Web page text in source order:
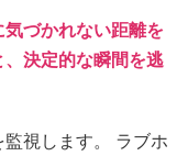
づかれない距離を
決定的な瞬間を逃
視します。 ラブホ